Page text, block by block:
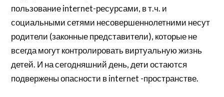
пользование internet-ресурсами, в т.ч. и
социальными сетями несовершеннолетними несут
родители (законные представители), которые не
всегда могут контролировать виртуальную жизнь
детей. И на сегодняшний день, дети остаются
подвержены опасности в internet -пространстве.